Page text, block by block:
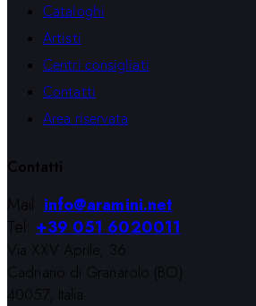
Cataloghi
Artisti
Centri consigliati
Contatti
Area riservata
Contatti
Mail: info@aramini.net
Tel: +39 051 6020011
Via XXV Aprile, 36
Cadriano di Granarolo (BO)
40057, Italia